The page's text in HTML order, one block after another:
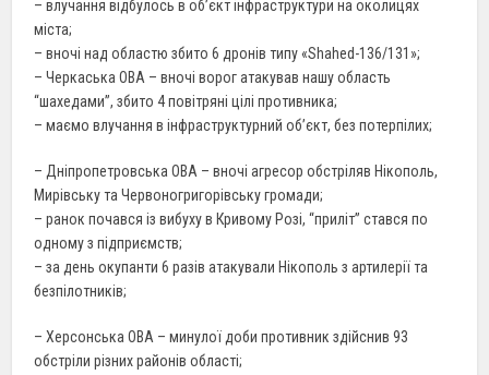
– влучання відбулось в обʼєкт інфраструктури на околицях
міста;
– вночі над областю збито 6 дронів типу «Shahed-136/131»;
– Черкаська ОВА – вночі ворог атакував нашу область
“шахедами”, збито 4 повітряні цілі противника;
– маємо влучання в інфраструктурний об’єкт, без потерпілих;
– Дніпропетровська ОВА – вночі агресор обстріляв Нікополь,
Мирівську та Червоногригорівську громади;
– ранок почався із вибуху в Кривому Розі, “приліт” стався по
одному з підприємств;
– за день окупанти 6 разів атакували Нікополь з артилерії та
безпілотників;
– Херсонська ОВА – минулої доби противник здійснив 93
обстріли різних районів області;